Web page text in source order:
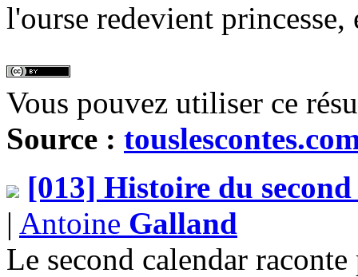
l'ourse redevient princesse,
Vous pouvez utiliser ce
Source :
[013] Histoire du
| Antoine Galland
Le second calendar